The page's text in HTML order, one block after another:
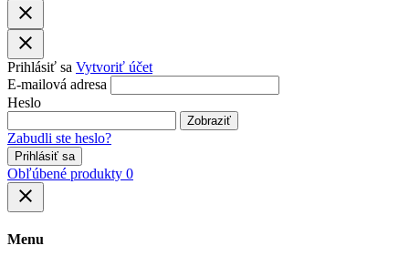
close
close
Prihlásiť sa Vytvoriť účet
E-mailová adresa
Heslo
Zobraziť
Zabudli ste heslo?
Prihlásiť sa
Obľúbené produkty 0
close
Menu